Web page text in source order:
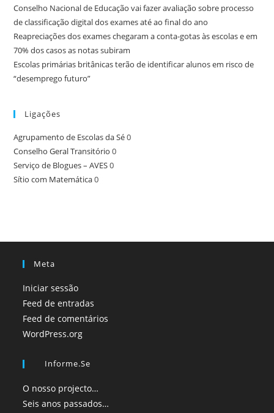
Conselho Nacional de Educação vai fazer avaliação sobre processo
de classificação digital dos exames até ao final do ano
Reapreciações dos exames chegaram a conta-gotas às escolas e em
70% dos casos as notas subiram
Escolas primárias britânicas terão de identificar alunos em risco de
“desemprego futuro”
Ligações
Agrupamento de Escolas da Sé0
Conselho Geral Transitório 0
Serviço de Blogues – AVES0
Sítio com Matemática0
Meta
Iniciar sessão
Feed de entradas
Feed de comentários
WordPress.org
Informe.se
O nosso projecto…
Seis anos passados…